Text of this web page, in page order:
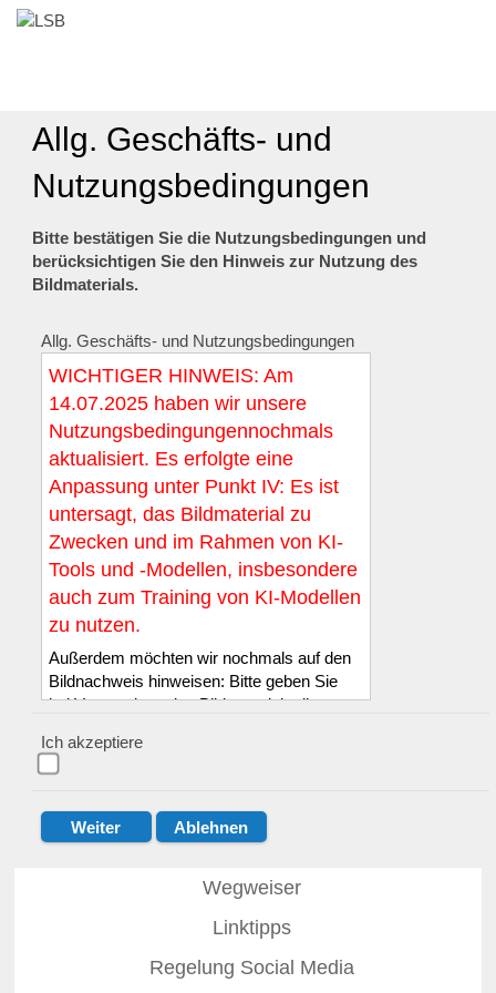
Allg. Geschäfts- und
Nutzungsbedingungen
Bitte bestätigen Sie die Nutzungsbedingungen und
berücksichtigen Sie den Hinweis zur Nutzung des
Bildmaterials.
Allg. Geschäfts- und Nutzungsbedingungen
WICHTIGER HINWEIS: Am
14.07.2025 haben wir unsere
Nutzungsbedingungennochmals
aktualisiert. Es erfolgte eine
Anpassung unter Punkt IV: Es ist
untersagt, das Bildmaterial zu
Zwecken und im Rahmen von KI-
Tools und -Modellen, insbesondere
auch zum Training von KI-Modellen
zu nutzen.
Außerdem möchten wir nochmals auf den
Bildnachweis hinweisen: Bitte geben Sie
bei Verwendung des Bildmaterials die
Bilddatenbank genannten Namen des*der
Fotograf*in wie folgt an: :
Der Quellennachweis muss entweder
unmittelbarer Nähe zum Bild erfolgen, mit
zur Quellenangabe gilt auch dann, wenn
Ich akzeptiere
Wegweiser
Linktipps
Regelung Social Media